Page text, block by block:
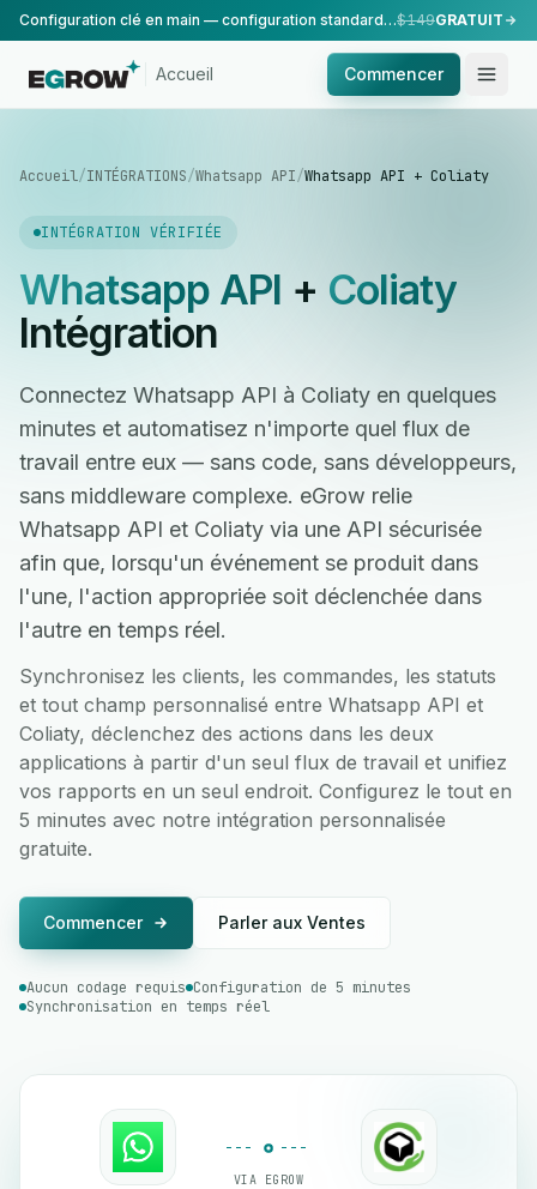
Configuration clé en main — configuration standard, réalisée par notre équipe.$149GRATUIT
Accueil Commencer
Accueil/INTÉGRATIONS/Whatsapp API/Whatsapp API + Coliaty
INTÉGRATION VÉRIFIÉE
Whatsapp API + Coliaty
Intégration
Connectez Whatsapp API à Coliaty en quelques
minutes et automatisez n'importe quel flux de
travail entre eux — sans code, sans développeurs,
sans middleware complexe. eGrow relie
Whatsapp API et Coliaty via une API sécurisée
afin que, lorsqu'un événement se produit dans
l'une, l'action appropriée soit déclenchée dans
l'autre en temps réel.
Synchronisez les clients, les commandes, les statuts
et tout champ personnalisé entre Whatsapp API et
Coliaty, déclenchez des actions dans les deux
applications à partir d'un seul flux de travail et unifiez
vos rapports en un seul endroit. Configurez le tout en
5 minutes avec notre intégration personnalisée
gratuite.
Commencer Parler aux Ventes
Aucun codage requis Configuration de 5 minutes
Synchronisation en temps réel
VIA EGROW